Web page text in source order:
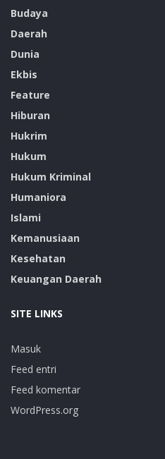
Budaya
Daerah
Dunia
Ekbis
Feature
Hiburan
Hukrim
Hukum
Hukum Kriminal
Humaniora
Islami
Kemanusiaan
Kesehatan
Keuangan Daerah
SITE LINKS
Masuk
Feed entri
Feed komentar
WordPress.org